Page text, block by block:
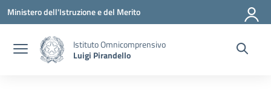
Vai ai contenuti
Vai al menu di navigazione
Vai al footer
Ministero dell'Istruzione e del Merito
Istituto Omnicomprensivo
Luigi Pirandello